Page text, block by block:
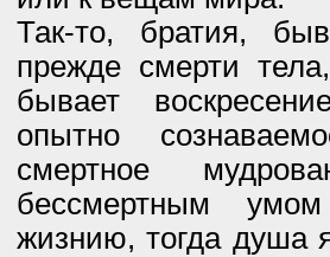
Так-то, братия,
прежде смерти
бывает
опытно
смертное
бессмертным
жизнию, тогда душа